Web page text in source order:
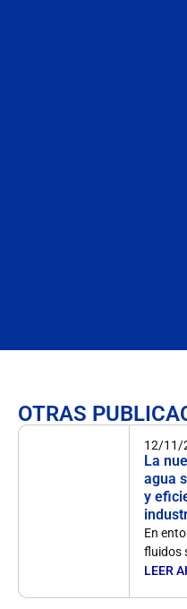
OTRAS
12/11/
La
agua
y
En
fluidos
LEER